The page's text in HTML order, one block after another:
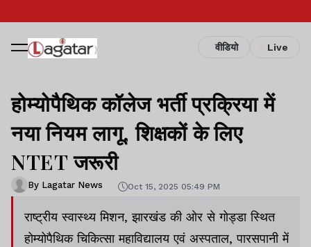
वीडियो Live
होम्योपैथिक कॉलेज भर्ती प्रक्रिया में
नया नियम लागू, शिक्षकों के लिए
NTET जरूरी
By Lagatar News Oct 15, 2025 05:49 PM
राष्ट्रीय स्वास्थ्य मिशन, झारखंड की ओर से गोड्डा स्थित
होम्योपैथिक चिकित्सा महाविद्यालय एवं अस्पताल, पारसपानी में